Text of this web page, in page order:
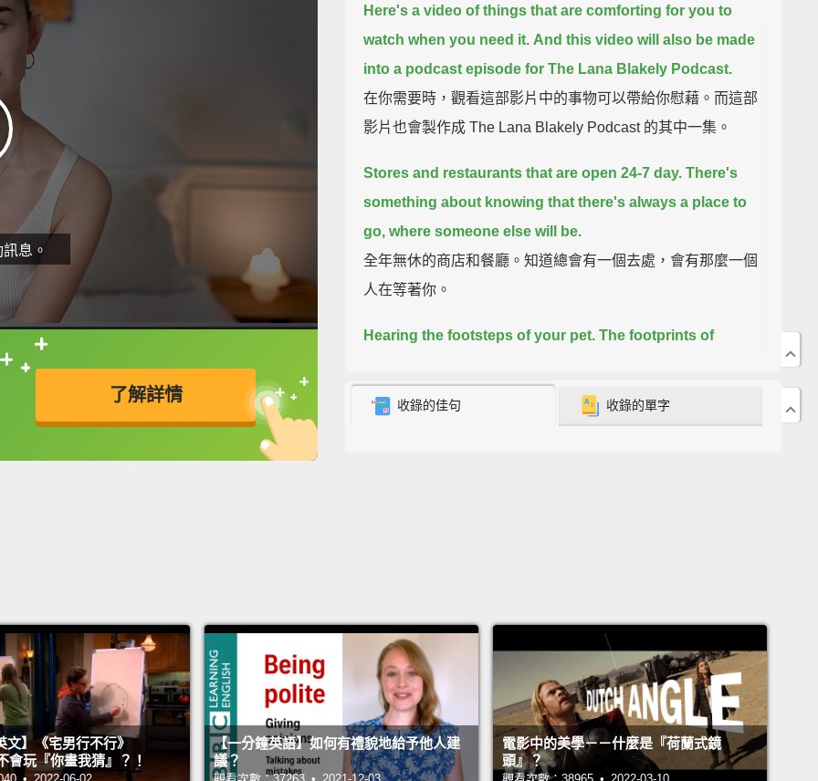
息。
了解詳情
接查字典喔！
英
Here's a video of things that are comforting for you to
watch when you need it. And this video will also be made
into a podcast episode for The Lana Blakely Podcast.
在你需要時，觀看這部影片中的事物可以帶給你慰藉。而這部
影片也會製作成 The Lana Blakely Podcast 的其中一集。
Stores and restaurants that are open 24-7 day. There's
something about knowing that there's always a place to
go, where someone else will be.
全年無休的商店和餐廳。知道總會有一個去處，會有那麼一個
人在等著你。
Hearing the footsteps of your pet. The footprints of
聆聽寵物的腳步聲。各種動物在雪地裡留下的腳印。
such as a party,
and end up having a long conversation
as if they were totally alone.
兩名陌生人在喧鬧的地方相遇，像是派對中，最後旁若無人地
長談。
收錄的佳句 收錄的單字
文】《宅男行不行》
會玩『你畫我猜』？！
【一分鐘英語】如何有禮貌地給予他人建
議？
電影中的美學－－什麼是『荷蘭式鏡
頭』？